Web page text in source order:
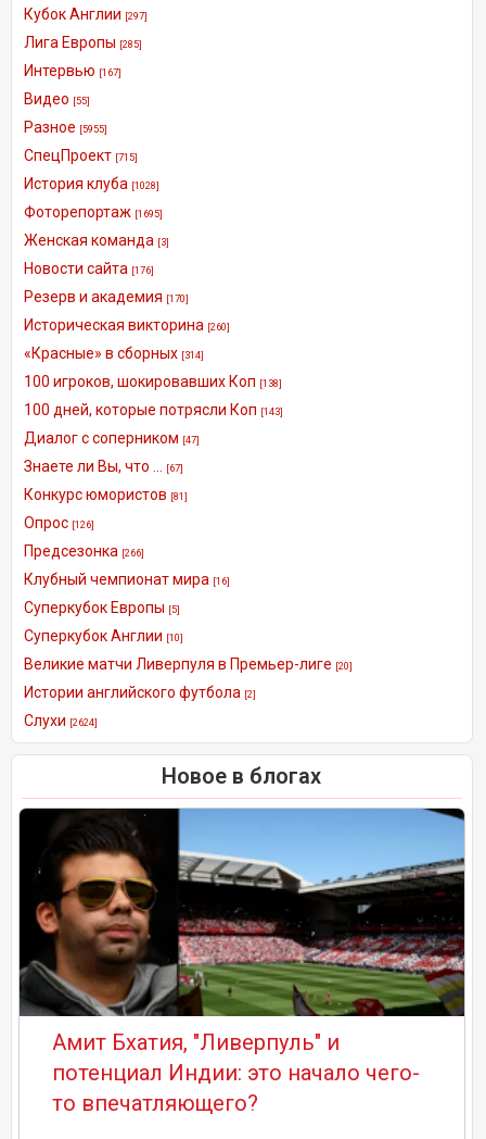
Кубок Англии [297]
Лига Европы [285]
Интервью [167]
Видео [55]
Разное [5955]
СпецПроект [715]
История клуба [1028]
Фоторепортаж [1695]
Женская команда [3]
Новости сайта [176]
Резерв и академия [170]
Историческая викторина [260]
«Красные» в сборных [314]
100 игроков, шокировавших Коп [138]
100 дней, которые потрясли Коп [143]
Диалог с соперником [47]
Знаете ли Вы, что ... [67]
Конкурс юмористов [81]
Опрос [126]
Предсезонка [266]
Клубный чемпионат мира [16]
Суперкубок Европы [5]
Суперкубок Англии [10]
Великие матчи Ливерпуля в Премьер-лиге [20]
Истории английского футбола [2]
Слухи [2624]
Новое в блогах
Амит Бхатия, "Ливерпуль" и
потенциал Индии: это начало чего-
то впечатляющего?